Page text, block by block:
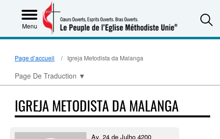
Menu
Page d’accueil Igreja Metodista da Malanga
Page De Traduction ▼
IGREJA METODISTA DA MALANGA
Av. 24 de Julho 4200